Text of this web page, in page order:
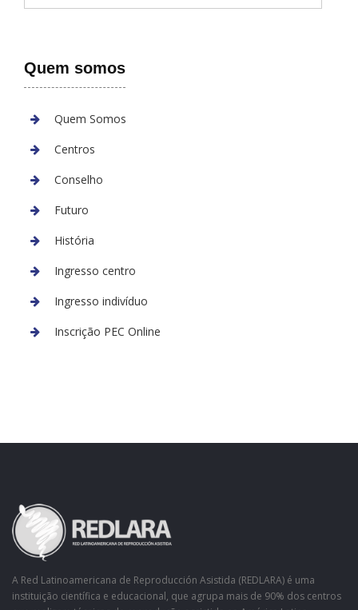
Quem somos
Quem Somos
Centros
Conselho
Futuro
História
Ingresso centro
Ingresso indivíduo
Inscrição PEC Online
A Red Latinoamericana de Reproducción Asistida (REDLARA) é uma
instituição científica e educacional, que agrupa mais de 90% dos centros